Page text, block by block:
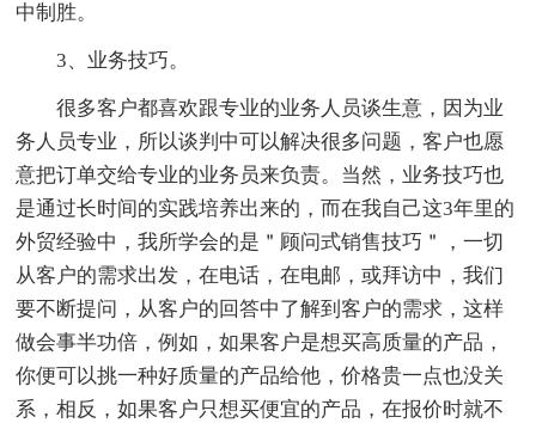
中制胜。
3、业务技巧。
很多客户都喜欢跟专业的业务人员谈生意，因为业
务人员专业，所以谈判中可以解决很多问题，客户也愿
意把订单交给专业的业务员来负责。当然，业务技巧也
是通过长时间的实践培养出来的，而在我自己这3年里的
外贸经验中，我所学会的是＂顾问式销售技巧＂，一切
从客户的需求出发，在电话，在电邮，或拜访中，我们
要不断提问，从客户的回答中了解到客户的需求，这样
做会事半功倍，例如，如果客户是想买高质量的产品，
你便可以挑一种好质量的产品给他，价格贵一点也没关
系，相反，如果客户只想买便宜的产品，在报价时就不